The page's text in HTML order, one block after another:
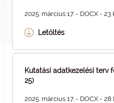
2025. március 17. - DOCX - 23
Letöltés
Kutatási adatkezelési terv
25)
2025. március 17. - DOCX - 28